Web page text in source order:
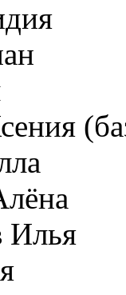
Илья